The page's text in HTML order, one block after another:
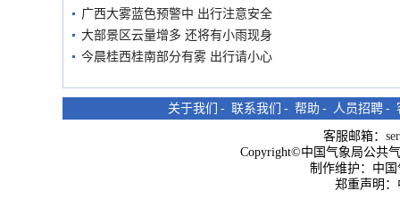
广西大雾蓝色预警中 出行注意安全
大部景区云量增多 还将有小雨现身
今晨桂西桂南部分有雾 出行请小心
关于我们 - 联系我们 - 帮助 - 人员招聘 -
客服邮箱：
Copyright©中国气象局公共
制作维护：中
郑重声明